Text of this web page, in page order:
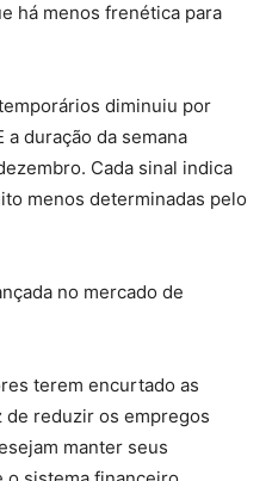
há menos frenética para
diminuiu por
duração da semana
Cada sinal indica
menos determinadas pelo
no mercado de
terem encurtado as
de reduzir os empregos
manter seus